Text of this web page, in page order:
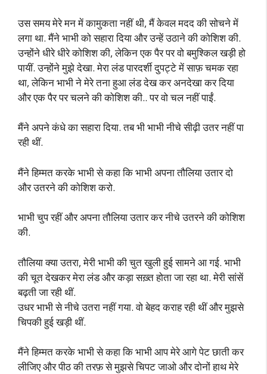
उस समय मेरे मन में कामुकता नहीं थी, मैं केवल मदद की सोचने में
लगा था. मैंने भाभी को सहारा दिया और उन्हें उठाने की कोशिश की.
उन्होंने धीरे धीरे कोशिश की, लेकिन एक पैर पर वो बमुश्किल खड़ी हो
पायीं. उन्होंने मुझे देखा. मेरा लंड पारदर्शी दुपट्टे में साफ़ चमक रहा
था, लेकिन भाभी ने मेरे तना हुआ लंड देख कर अनदेखा कर दिया
और एक पैर पर चलने की कोशिश की.. पर वो चल नहीं पाईं.
मैंने अपने कंधे का सहारा दिया. तब भी भाभी नीचे सीढ़ी उतर नहीं पा
रही थीं.
मैंने हिम्मत करके भाभी से कहा कि भाभी अपना तौलिया उतार दो
और उतरने की कोशिश करो.
भाभी चुप रहीं और अपना तौलिया उतार कर नीचे उतरने की कोशिश
की.
तौलिया क्या उतरा, मेरी भाभी की चुत खुली हुई सामने आ गई. भाभी
की चूत देखकर मेरा लंड और कड़ा सख़्त होता जा रहा था. मेरी सांसें
बढ़ती जा रही थीं.
उधर भाभी से नीचे उतरा नहीं गया. वो बेहद कराह रही थीं और मुझसे
चिपकी हुई खड़ी थीं.
मैंने हिम्मत करके भाभी से कहा कि भाभी आप मेरे आगे पेट छाती कर
लीजिए और पीठ की तरफ़ से मुझसे चिपट जाओ और दोनों हाथ मेरे